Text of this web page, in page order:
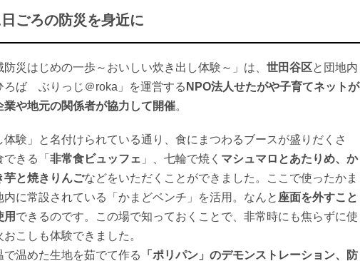
ごろの防災を身近に
災はじめの一歩～おいしい炊き出し体験～」は、 世田谷区と団地内
ろば ぶりっじ＠roka」を運営する NPO法人せたがや子育てネットが
業や地元の関係者が協力して開催。
体験」と名付けられている通り、食にまつわるブースが盛りだくさ
きる「 非常食ビュッフェ 」、七輪で焼く マシュマロとあたりめ、か
芋と焼きりんごなどをいただくことができました。ここで使ったかま
内に常設されている「かまどベンチ」を活用。なんと 座面を外すこと
用 できるのです。この場で知っておくことで、非常時にも焦らずに使
こしも体験できました。
温めた生地を茹でて作る
「ポリパン」のデモンストレーション、防